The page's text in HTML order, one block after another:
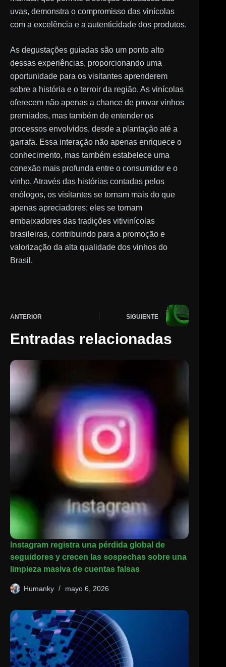
uvas, demonstra o compromisso das vinícolas
com a excelência e a autenticidade dos produtos.
As degustações guiadas são um ponto alto
dessas experiências, proporcionando uma
oportunidade para os visitantes aprenderem
sobre a história e o terroir da região. As vinícolas
oferecem não apenas a chance de provar vinhos
premiados, mas também de entender os
processos envolvidos, desde a plantação até a
garrafa. Essa interação não apenas enriquece o
conhecimento, mas também estabelece uma
conexão mais profunda entre o consumidor e o
vinho. Através das histórias contadas pelos
enólogos, os visitantes se tornam mais do que
apenas apreciadores; eles se tornam
embaixadores das tradições vitivinícolas
brasileiras, contribuindo para a promoção e
valorização da alta qualidade dos vinhos do
Brasil.
ANTERIOR SIGUIENTE
Entradas relacionadas
Instagram registra una pérdida global de
seguidores y crecen las sospechas sobre una
limpieza masiva de cuentas falsas
Humanky mayo 6, 2026